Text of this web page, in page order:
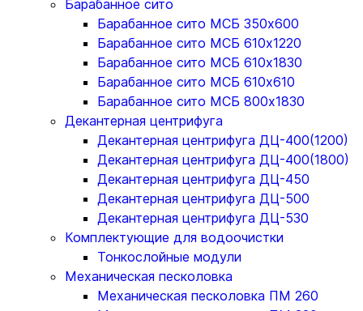
Барабанное сито
Барабанное сито МСБ 350x600
Барабанное сито МСБ 610x1220
Барабанное сито МСБ 610x1830
Барабанное сито МСБ 610x610
Барабанное сито МСБ 800x1830
Декантерная центрифуга
Декантерная центрифуга ДЦ-400(1200)
Декантерная центрифуга ДЦ-400(1800)
Декантерная центрифуга ДЦ-450
Декантерная центрифуга ДЦ-500
Декантерная центрифуга ДЦ-530
Комплектующие для водоочистки
Тонкослойные модули
Механическая песколовка
Механическая песколовка ПM 260